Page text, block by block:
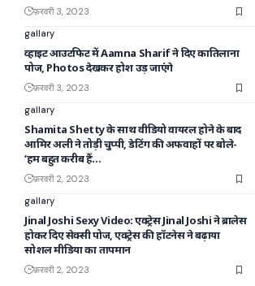
फ़रवरी 3, 2023
gallary
व्हाइट आउटफिट में Aamna Sharif ने दिए कातिलाना
पोज, Photos देखकर होश उड़ जाएंगे
फ़रवरी 3, 2023
gallary
Shamita Shetty के साथ वीडियो वायरल होने के बाद
आमिर अली ने तोड़ी चुप्पी, डेटिंग की अफवाहों पर बोले-
‘हम बहुत करीब हैं…
फ़रवरी 2, 2023
gallary
Jinal Joshi Sexy Video: एक्ट्रेस Jinal Joshi ने ब्रालेस
होकर दिए सेक्सी पोज, एक्ट्रेस की हॉटनेस ने बढ़ाया
सोशल मीडिया का तापमान
फ़रवरी 2, 2023